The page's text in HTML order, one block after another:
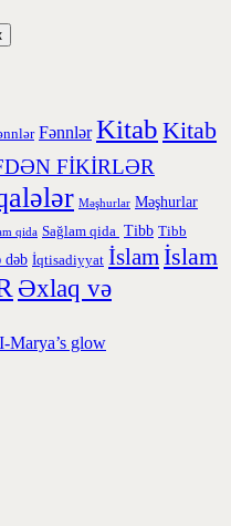
Fənnlər Kitab Kitab
FİKİRLƏR
Məşhurlar Məşhurlar
qida Sağlam qida Tibb Tibb
dəb İqtisadiyyat İslam İslam
Əxlaq və